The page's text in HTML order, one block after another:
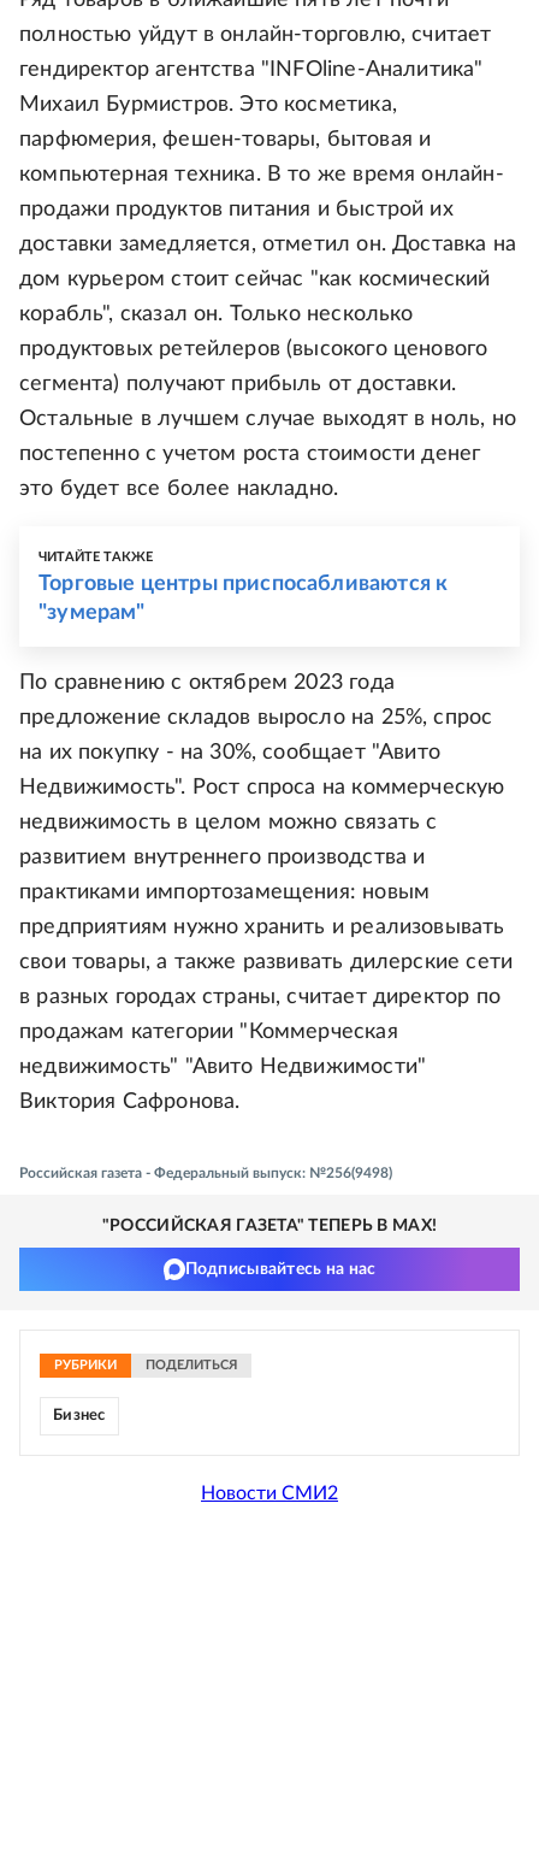
полностью уйдут в онлайн-торговлю, считает
гендиректор агентства "INFOline-Аналитика"
Михаил Бурмистров. Это косметика,
парфюмерия, фешен-товары, бытовая и
компьютерная техника. В то же время онлайн-
продажи продуктов питания и быстрой их
доставки замедляется, отметил он. Доставка на
дом курьером стоит сейчас "как космический
корабль", сказал он. Только несколько
продуктовых ретейлеров (высокого ценового
сегмента) получают прибыль от доставки.
Остальные в лучшем случае выходят в ноль, но
постепенно с учетом роста стоимости денег
это будет все более накладно.
ЧИТАЙТЕ ТАКЖЕ
Торговые центры приспосабливаются к
"зумерам"
По сравнению с октябрем 2023 года
предложение складов выросло на 25%, спрос
на их покупку - на 30%, сообщает "Авито
Недвижимость". Рост спроса на коммерческую
недвижимость в целом можно связать с
развитием внутреннего производства и
практиками импортозамещения: новым
предприятиям нужно хранить и реализовывать
свои товары, а также развивать дилерские сети
в разных городах страны, считает директор по
продажам категории "Коммерческая
недвижимость" "Авито Недвижимости"
Виктория Сафронова.
Российская газета - Федеральный выпуск: №256(9498)
"РОССИЙСКАЯ ГАЗЕТА" ТЕПЕРЬ В MAX!
Подписывайтесь на нас
РУБРИКИ ПОДЕЛИТЬСЯ
Бизнес
Новости СМИ2